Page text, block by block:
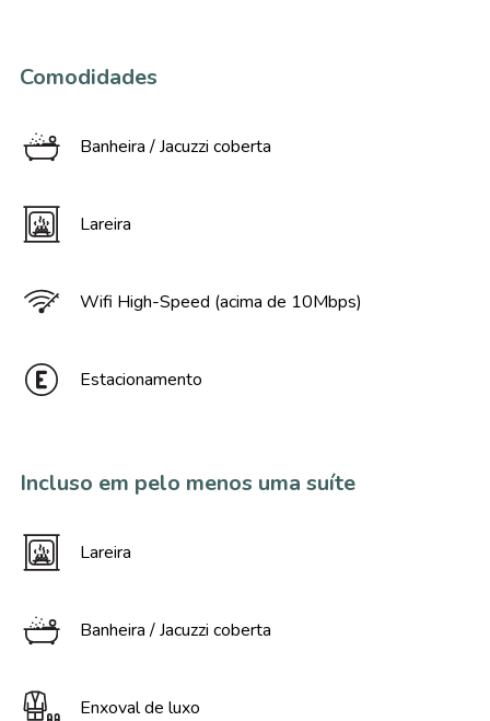
Comodidades
Banheira / Jacuzzi coberta
Lareira
Wifi High-Speed (acima de 10Mbps)
Estacionamento
Incluso em pelo menos uma suíte
Lareira
Banheira / Jacuzzi coberta
Enxoval de luxo